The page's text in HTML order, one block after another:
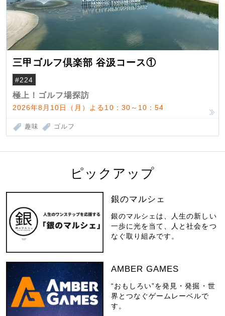
三甲ゴルフ倶楽部 谷汲コース①
#224
極上！ゴルフ場探訪
2026年8月10日（月）よる10：30～10：54
趣味 ゴルフ
ピックアップ
銀のマルシェ
銀のマルシェは、人生の新しい
一歩に光を当て、人と社会をつ
なぐ取り組みです。
AMBER GAMES
“おもしろい”を発見・発掘・世
界とつなぐゲームレーベルで
す。